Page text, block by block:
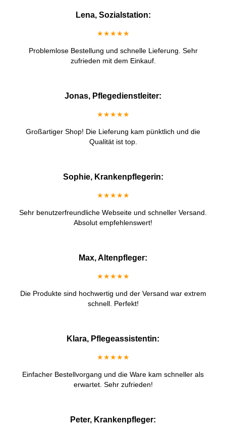
Lena, Sozialstation:
★★★★★
Problemlose Bestellung und schnelle Lieferung. Sehr
zufrieden mit dem Einkauf.
Jonas, Pflegedienstleiter:
★★★★★
Großartiger Shop! Die Lieferung kam pünktlich und die
Qualität ist top.
Sophie, Krankenpflegerin:
★★★★★
Sehr benutzerfreundliche Webseite und schneller Versand.
Absolut empfehlenswert!
Max, Altenpfleger:
★★★★★
Die Produkte sind hochwertig und der Versand war extrem
schnell. Perfekt!
Klara, Pflegeassistentin:
★★★★★
Einfacher Bestellvorgang und die Ware kam schneller als
erwartet. Sehr zufrieden!
Peter, Krankenpfleger: